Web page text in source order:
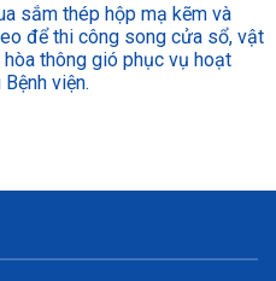
sắm thép hộp mạ kẽm và
để thi công song cửa sổ, vật
thông gió phục vụ hoạt
viện.